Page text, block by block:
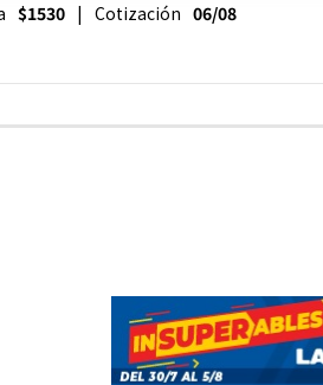
$1530| Cotización 06/08